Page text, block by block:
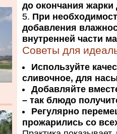
до окончания
При
добавления
внутренней части
Советы для
Используйте
сливочное, для
Добавляйте
– так блюдо
Регулярно
прожарились со